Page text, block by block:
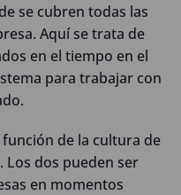
se cubren todas las
Aquí se trata de
en el tiempo en el
para trabajar con
función de la cultura de
Los dos pueden ser
en momentos